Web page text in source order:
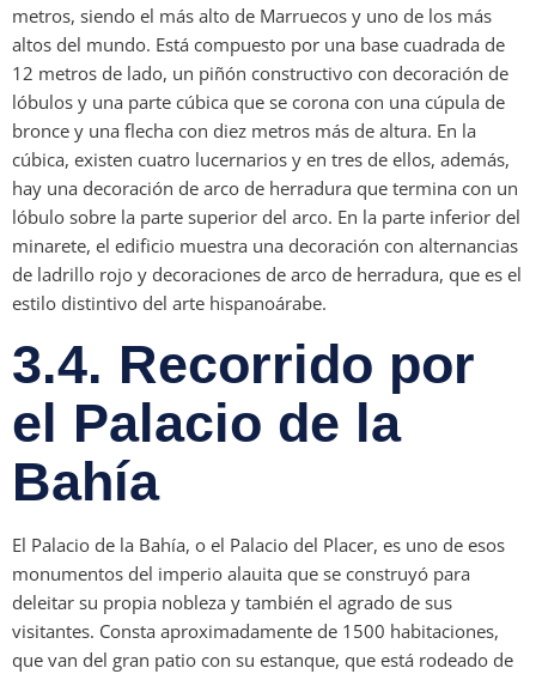
metros, siendo el más alto de Marruecos y uno de los más
altos del mundo. Está compuesto por una base cuadrada de
12 metros de lado, un piñón constructivo con decoración de
lóbulos y una parte cúbica que se corona con una cúpula de
bronce y una flecha con diez metros más de altura. En la
cúbica, existen cuatro lucernarios y en tres de ellos, además,
hay una decoración de arco de herradura que termina con un
lóbulo sobre la parte superior del arco. En la parte inferior del
minarete, el edificio muestra una decoración con alternancias
de ladrillo rojo y decoraciones de arco de herradura, que es el
estilo distintivo del arte hispanoárabe.
3.4. Recorrido por
el Palacio de la
Bahía
El Palacio de la Bahía, o el Palacio del Placer, es uno de esos
monumentos del imperio alauita que se construyó para
deleitar su propia nobleza y también el agrado de sus
visitantes. Consta aproximadamente de 1500 habitaciones,
que van del gran patio con su estanque, que está rodeado de